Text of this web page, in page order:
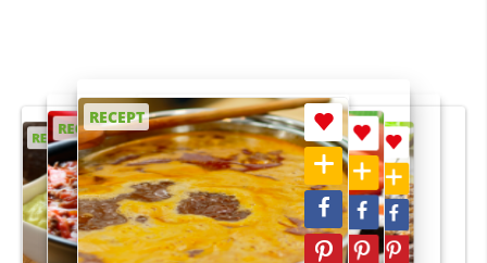
RECEPT
RECEPT
RECEPT
RECEPT
RECEPT